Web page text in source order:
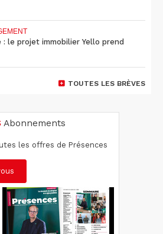
: le projet immobilier Yello prend
TOUTES LES BRÈVES
Abonnements
les offres de Présences